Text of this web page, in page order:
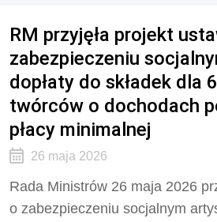
RM przyjęła projekt
zabezpieczeniu
dopłaty do składek dla
twórców o dochodach
płacy minimalnej
26 maja 2026
Rada Ministrów 26 maja 2026
o zabezpieczeniu socjalnym